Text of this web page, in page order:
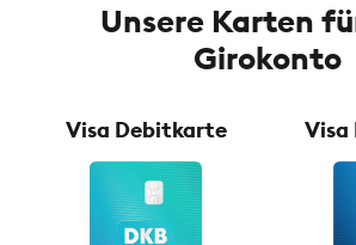
Unsere Karten
Girokonto
Visa Debitkarte